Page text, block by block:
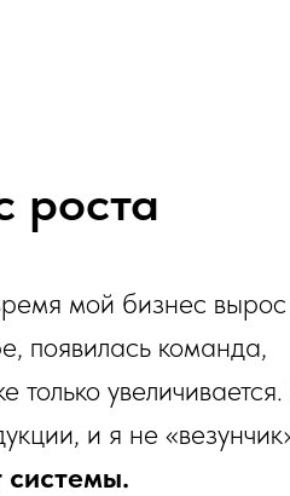
роста
мой бизнес
появилась команда,
увеличивается.
и я не
системы.